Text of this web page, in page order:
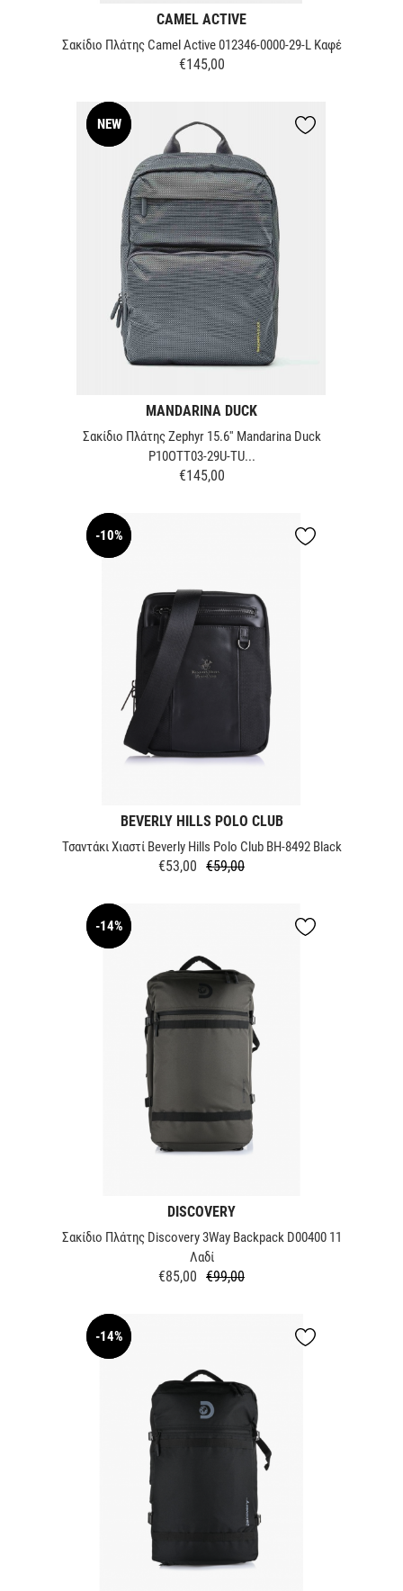
CAMEL ACTIVE
Σακίδιο Πλάτης Camel Active 012346-0000-29-L Καφέ
Τιμή
€145,00
NEW
NEW
MANDARINA DUCK
Σακίδιο Πλάτης Zephyr 15.6'' Mandarina Duck
P10OTT03-29U-TU...
Τιμή
€145,00
NEW
-10%
BEVERLY HILLS POLO CLUB
Τσαντάκι Χιαστί Beverly Hills Polo Club BH-8492 Black
Κανονική
€59,00
Τιμή
€53,00
NEW
-14%
DISCOVERY
Σακίδιο Πλάτης Discovery 3Way Backpack D00400 11
Λαδί
Κανονική
€99,00
Τιμή
€85,00
NEW
-14%